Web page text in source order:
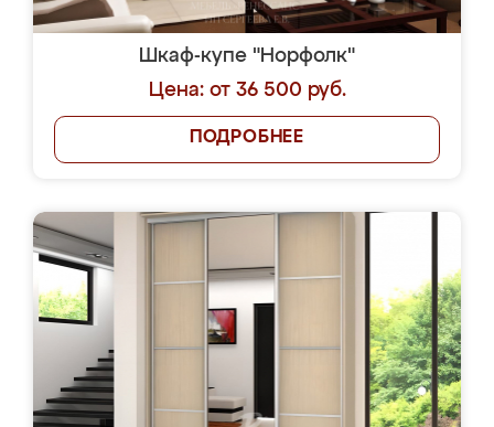
Шкаф-купе "Норфолк"
Цена: от 36 500 руб.
ПОДРОБНЕЕ